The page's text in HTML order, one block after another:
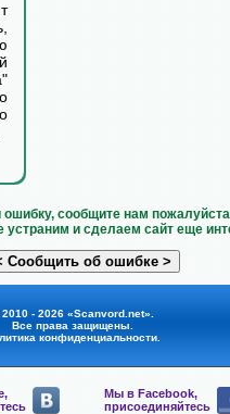
сообщите нам
устраним и сделаем сайт еще
- 2026 «Scanvord.net».
Все права защищены.
конфиденциальности.
Мы в Facebook,
присоединяйтесь